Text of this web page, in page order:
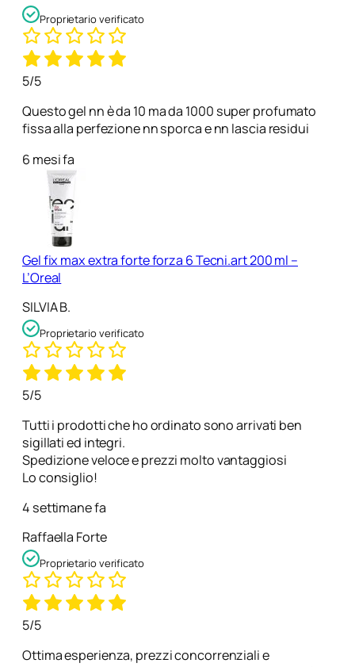
Proprietario verificato
5/5
Questo gel nn è da 10 ma da 1000 super profumato
fissa alla perfezione nn sporca e nn lascia residui
6 mesi fa
Gel fix max extra forte forza 6 Tecni.art 200 ml –
L’Oreal
SILVIA B.
Proprietario verificato
5/5
Tutti i prodotti che ho ordinato sono arrivati ben
sigillati ed integri.
Spedizione veloce e prezzi molto vantaggiosi
Lo consiglio!
4 settimane fa
Raffaella Forte
Proprietario verificato
5/5
Ottima esperienza, prezzi concorrenziali e